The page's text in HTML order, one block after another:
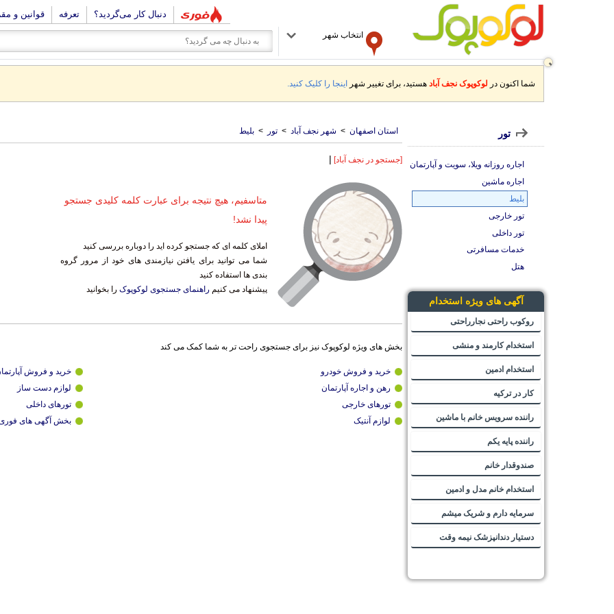
دنبال کار می‌گردید؟ تعرفه قوانین و
انتخاب شهر
شما اکنون در لوکوپوک نجف آباد هستید، برای تغییر شهر اینجا را کلیک کنید.
استان اصفهان > شهر نجف آباد > تور > بلیط
[جستجو در نجف آباد] |
متاسفیم، هیچ نتیجه برای عبارت کلمه کلیدی جستجو
پیدا نشد!
املای کلمه ای که جستجو کرده اید را دوباره بررسی کنید
شما می توانید برای یافتن نیازمندی های خود از مرور گروه
بندی ها استفاده کنید
پیشنهاد می کنیم راهنمای جستجوی لوکوپوک را بخوانید
بخش های ویژه لوکوپوک نیز برای جستجوی راحت تر به شما کمک می کند
خرید و فروش خودرو
خرید و فروش
رهن و اجاره آپارتمان
لوازم دست ساز
تورهای خارجی
تورهای داخلی
لوازم آنتیک
بخش آگهی های
تور
اجاره روزانه ویلا، سویت و آپارتمان
اجاره ماشین
بلیط
تور خارجی
تور داخلی
خدمات مسافرتی
هتل
آگهی های ویژه استخدام
روکوب راحتی نجارراحتی
استخدام کارمند و منشی
استخدام ادمین
کار در ترکیه
راننده سرویس خانم با ماشین
راننده پایه یکم
صندوقدار خانم
استخدام خانم مدل و ادمین
سرمایه دارم و شریک میشم
دستیار دندانپزشک نیمه وقت